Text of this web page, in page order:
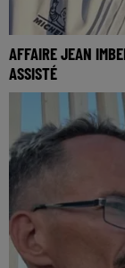
AFFAIRE JEAN
ASSISTÉ